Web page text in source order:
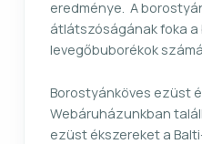
eredménye. A
átlátszóságának foka
levegőbuborékok
Borostyánköves ezüst
Webáruházunkban
ezüst ékszereket a